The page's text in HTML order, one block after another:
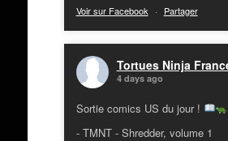
Voir sur Facebook · Partager
Tortues Ninja
4 days ago
Sortie comics US du jour !
- TMNT - Shredder, volume 1